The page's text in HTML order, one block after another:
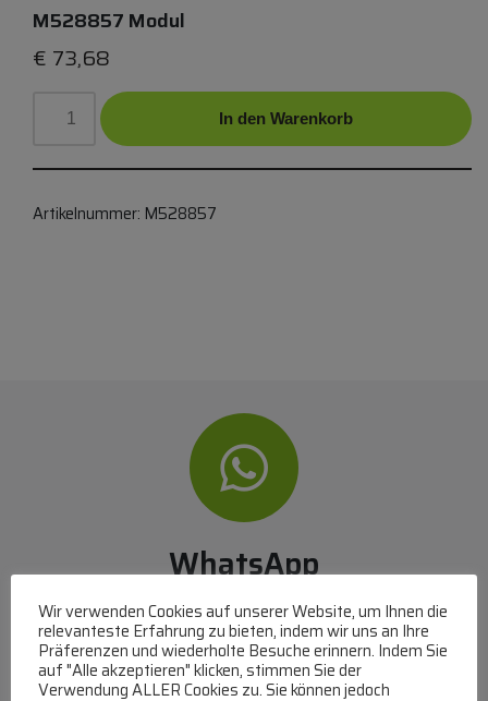
M528857 Modul
€ 73,68
In den Warenkorb
Artikelnummer: M528857
WhatsApp
Mit WhatsApp Kontakt mit dem Service Team
aufnehmen
(MO-DO 8-17, FR 8-15 Uhr,+43 1 267 67 60)
Wir verwenden Cookies auf unserer Website, um Ihnen die
relevanteste Erfahrung zu bieten, indem wir uns an Ihre
Präferenzen und wiederholte Besuche erinnern. Indem Sie
auf "Alle akzeptieren" klicken, stimmen Sie der
Verwendung ALLER Cookies zu. Sie können jedoch